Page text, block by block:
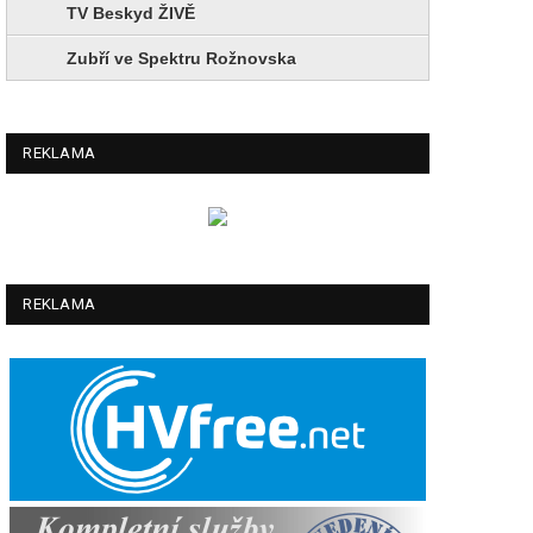
TV Beskyd ŽIVĚ
Zubří ve Spektru Rožnovska
REKLAMA
REKLAMA